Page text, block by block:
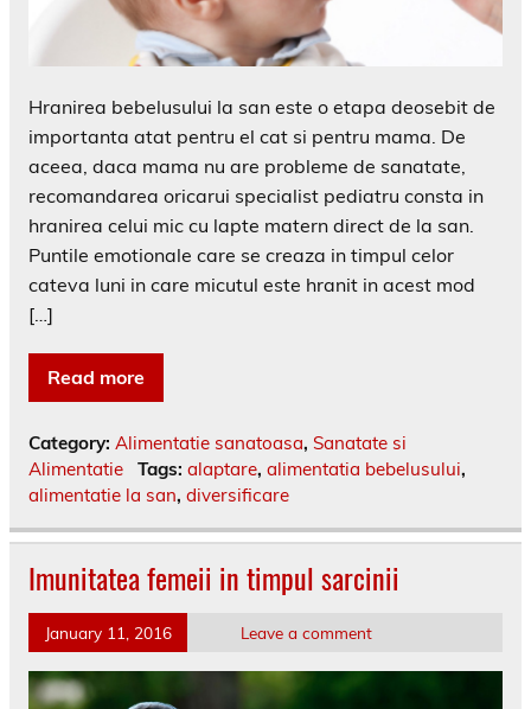
Hranirea bebelusului la san este o etapa deosebit de
importanta atat pentru el cat si pentru mama. De
aceea, daca mama nu are probleme de sanatate,
recomandarea oricarui specialist pediatru consta in
hranirea celui mic cu lapte matern direct de la san.
Puntile emotionale care se creaza in timpul celor
cateva luni in care micutul este hranit in acest mod
[…]
Read more
Category: Alimentatie sanatoasa, Sanatate si
Alimentatie
Tags: alaptare, alimentatia bebelusului,
alimentatie la san, diversificare
Imunitatea femeii in timpul sarcinii
January 11, 2016 Leave a comment